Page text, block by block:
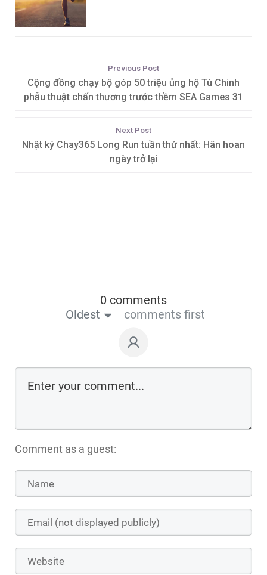
Previous Post
Cộng đồng chạy bộ góp 50 triệu ủng hộ Tú Chinh
phẫu thuật chấn thương trước thềm SEA Games 31
Next Post
Nhật ký Chay365 Long Run tuần thứ nhất: Hân hoan
ngày trở lại
0 comments
Oldest
comments first
Comment as a guest: